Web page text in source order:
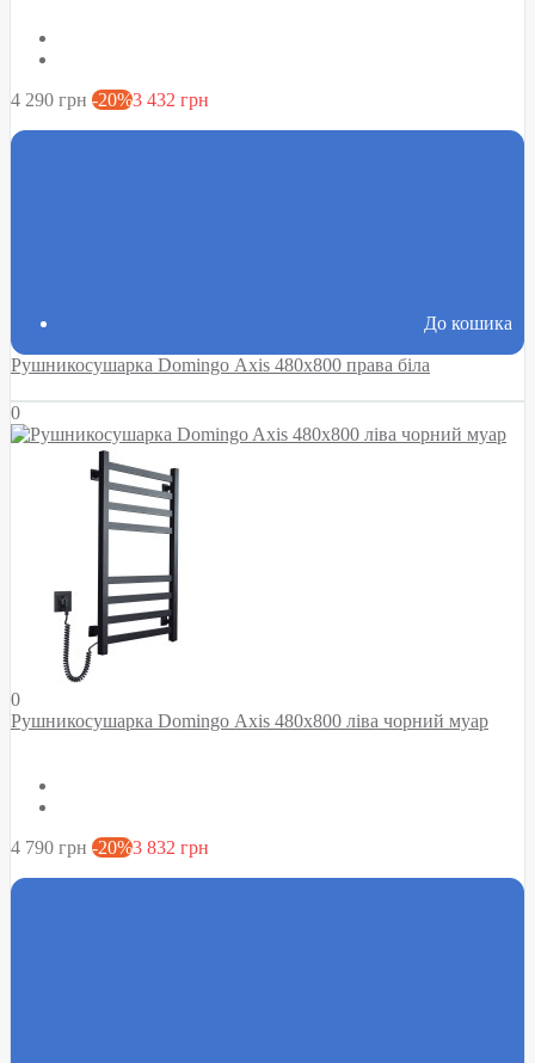
4 290 грн -20%3 432 грн
До кошика
Рушникосушарка Domingo Axis 480x800 права біла
0
0
Рушникосушарка Domingo Axis 480x800 ліва чорний муар
4 790 грн -20%3 832 грн